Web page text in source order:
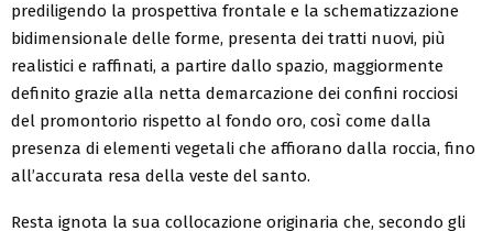
prediligendo la prospettiva frontale e la schematizzazione
bidimensionale delle forme, presenta dei tratti nuovi, più
realistici e raffinati, a partire dallo spazio, maggiormente
definito grazie alla netta demarcazione dei confini rocciosi
del promontorio rispetto al fondo oro, così come dalla
presenza di elementi vegetali che affiorano dalla roccia, fino
all’accurata resa della veste del santo.
Resta ignota la sua collocazione originaria che, secondo gli